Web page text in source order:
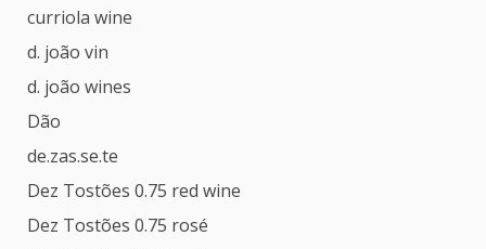
curriola wine
d. joão vin
d. joão wines
Dão
de.zas.se.te
Dez Tostões 0.75 red wine
Dez Tostões 0.75 rosé